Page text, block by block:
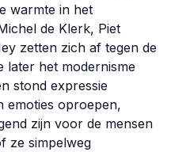
warmte in het
de Klerk, Piet
zetten zich af tegen de
later het modernisme
stond expressie
emoties oproepen,
zijn voor de mensen
ze simpelweg